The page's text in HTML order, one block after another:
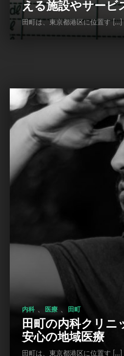
える施設やサービ
田町は、東京都港区に位置す […]
内科 医療 田町
田町の内科クリニ
安心の地域医療
田町は、東京都港区に位置す […]